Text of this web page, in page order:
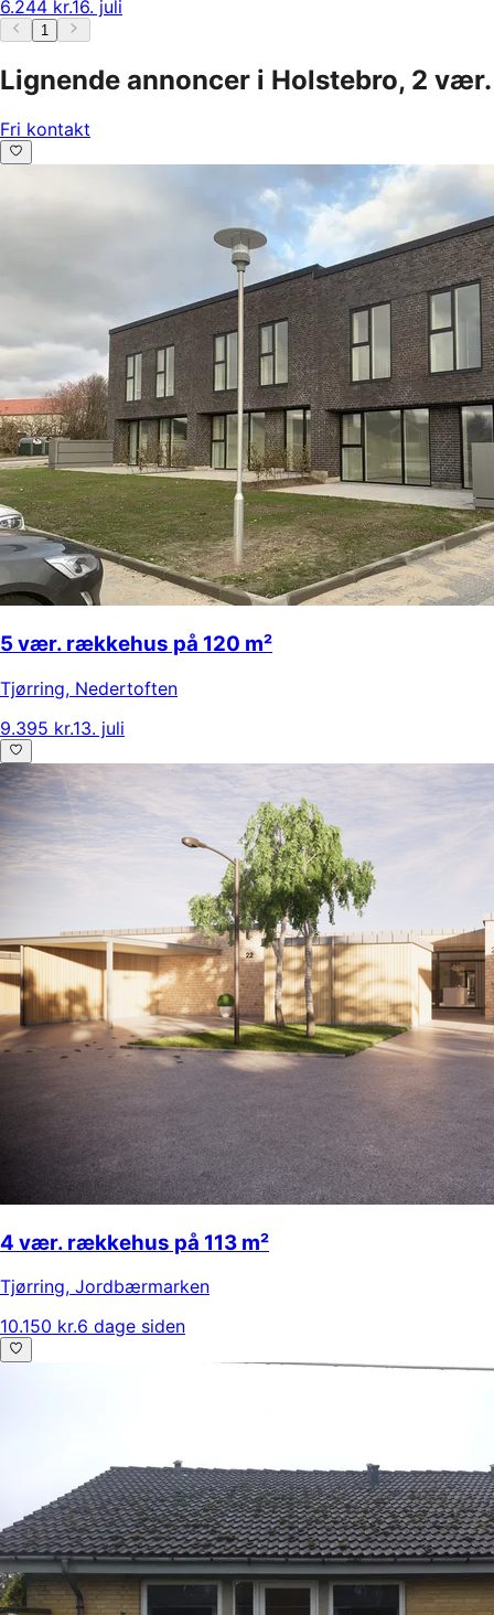
6.244 kr.16. juli
1
Lignende annoncer i Holstebro, 2 vær.
Fri kontakt
5 vær. rækkehus på 120 m²
Tjørring, Nedertoften
9.395 kr.13. juli
4 vær. rækkehus på 113 m²
Tjørring, Jordbærmarken
10.150 kr.6 dage siden